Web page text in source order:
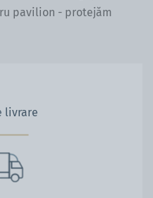
pavilion - protejăm
livrare